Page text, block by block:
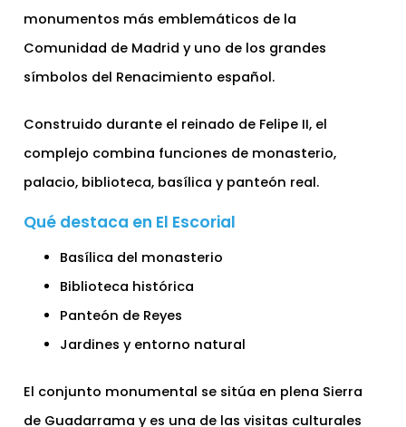
monumentos más emblemáticos de la
Comunidad de Madrid y uno de los grandes
símbolos del Renacimiento español.
Construido durante el reinado de Felipe II, el
complejo combina funciones de monasterio,
palacio, biblioteca, basílica y panteón real.
Qué destaca en El Escorial
Basílica del monasterio
Biblioteca histórica
Panteón de Reyes
Jardines y entorno natural
El conjunto monumental se sitúa en plena Sierra
de Guadarrama y es una de las visitas culturales